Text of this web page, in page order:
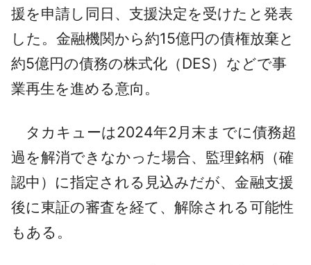
援を申請し同日、支援決定を受けたと発表
した。金融機関から約15億円の債権放棄と
約5億円の債務の株式化（DES）などで事
業再生を進める意向。
タカキューは2024年2月末までに債務超
過を解消できなかった場合、監理銘柄（確
認中）に指定される見込みだが、金融支援
後に東証の審査を経て、解除される可能性
もある。